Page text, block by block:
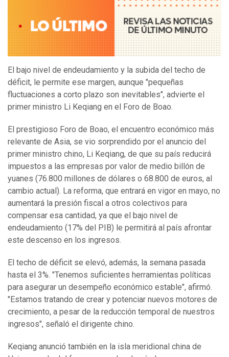
El bajo nivel de endeudamiento y la subida del techo de
déficit, le permite ese margen, aunque "pequeñas
fluctuaciones a corto plazo son inevitables", advierte el
primer ministro Li Keqiang en el Foro de Boao.
El prestigioso Foro de Boao, el encuentro económico más
relevante de Asia, se vio sorprendido por el anuncio del
primer ministro chino, Li Keqiang, de que su país reducirá
impuestos a las empresas por valor de medio billón de
yuanes (76.800 millones de dólares o 68.800 de euros, al
cambio actual). La reforma, que entrará en vigor en mayo, no
aumentará la presión fiscal a otros colectivos para
compensar esa cantidad, ya que el bajo nivel de
endeudamiento (17% del PIB) le permitirá al país afrontar
este descenso en los ingresos.
El techo de déficit se elevó, además, la semana pasada
hasta el 3%. "Tenemos suficientes herramientas políticas
para asegurar un desempeño económico estable", afirmó.
"Estamos tratando de crear y potenciar nuevos motores de
crecimiento, a pesar de la reducción temporal de nuestros
ingresos", señaló el dirigente chino.
Keqiang anunció también en la isla meridional china de